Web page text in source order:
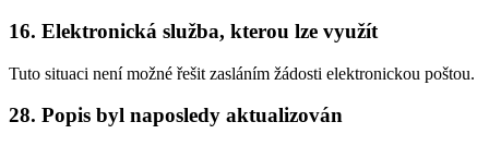
16. Elektronická služba, kterou lze využít
Tuto situaci není možné řešit zasláním žádosti elektronickou poštou.
28. Popis byl naposledy aktualizován